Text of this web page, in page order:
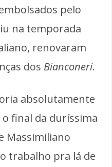
pelo
na temporada
renovaram
dos Bianconeri.
absolutamente
final da duríssima
Massimiliano
trabalho pra lá de